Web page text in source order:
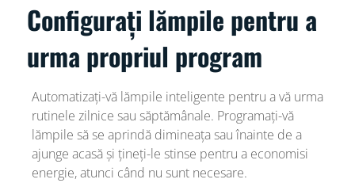
Configurați lămpile pentru a
urma propriul program
Automatizați-vă lămpile inteligente pentru a vă urma
rutinele zilnice sau săptămânale. Programați-vă
lămpile să se aprindă dimineața sau înainte de a
ajunge acasă și țineți-le stinse pentru a economisi
energie, atunci când nu sunt necesare.